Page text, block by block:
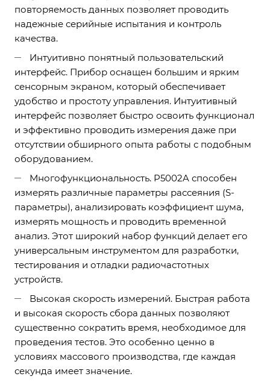
повторяемость данных позволяет проводить
надежные серийные испытания и контроль
качества.
Интуитивно понятный пользовательский
интерфейс. Прибор оснащен большим и ярким
сенсорным экраном, который обеспечивает
удобство и простоту управления. Интуитивный
интерфейс позволяет быстро освоить функционал
и эффективно проводить измерения даже при
отсутствии обширного опыта работы с подобным
оборудованием.
Многофункциональность. P5002A способен
измерять различные параметры рассеяния (S-
параметры), анализировать коэффициент шума,
измерять мощность и проводить временной
анализ. Этот широкий набор функций делает его
универсальным инструментом для разработки,
тестирования и отладки радиочастотных
устройств.
Высокая скорость измерений. Быстрая работа
и высокая скорость сбора данных позволяют
существенно сократить время, необходимое для
проведения тестов. Это особенно ценно в
условиях массового производства, где каждая
секунда имеет значение.